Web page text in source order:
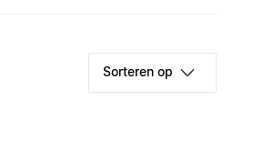
Sorteren op